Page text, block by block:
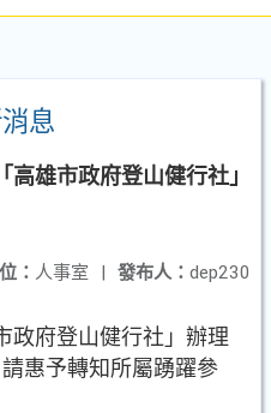
息
雄市政府登山健行社」
發布人： dep230
： 人事室 |
政府登山健行社」辦理
惠予轉知所屬踴躍參